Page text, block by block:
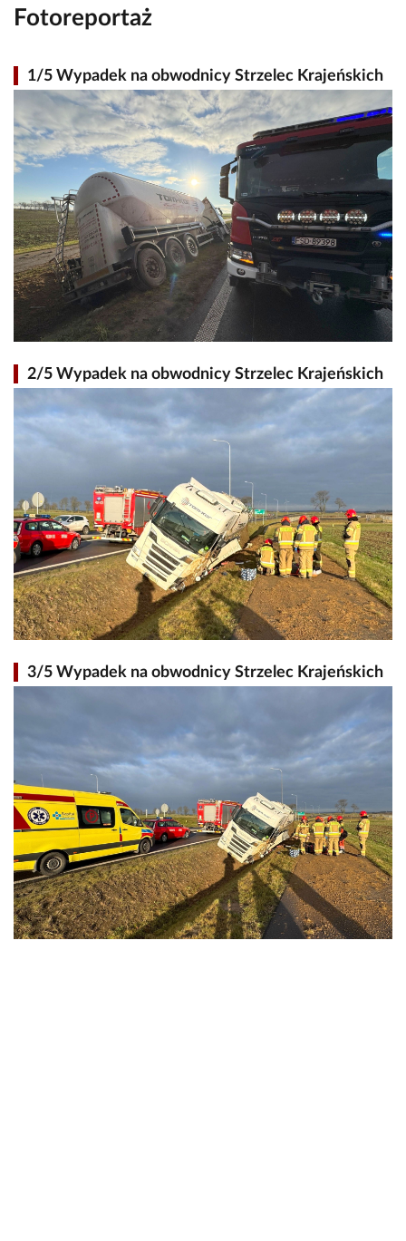
Fotoreportaż
1/5 Wypadek na obwodnicy Strzelec Krajeńskich
2/5 Wypadek na obwodnicy Strzelec Krajeńskich
3/5 Wypadek na obwodnicy Strzelec Krajeńskich